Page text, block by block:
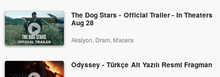
The Dog Stars - Official Trailer - In Theaters
Aug 28
Aksiyon, Dram, Macera
Odyssey - Türkçe Alt Yazılı Resmi Fragman